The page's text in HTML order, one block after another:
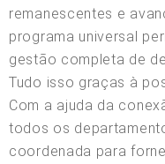
remanescentes e
programa universal
gestão completa de
Tudo isso graças à
Com a ajuda da
todos os
coordenada para